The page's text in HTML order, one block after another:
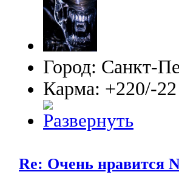
Город: Санкт-
Карма: +220/-22
Re: Очень нравится